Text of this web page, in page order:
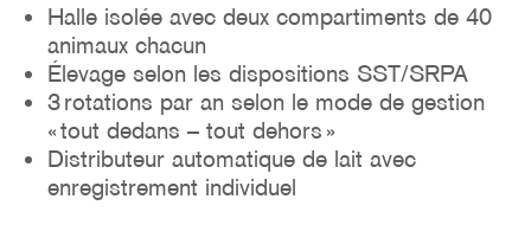
Halle isolée avec deux compartiments de 40
animaux chacun
Élevage selon les dispositions SST/SRPA
3 rotations par an selon le mode de gestion
« tout dedans – tout dehors »
Distributeur automatique de lait avec
enregistrement individuel